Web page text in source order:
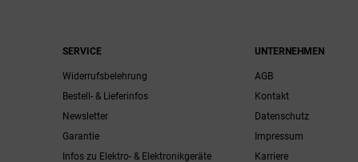
SERVICE
Widerrufsbelehrung
Bestell- & Lieferinfos
Newsletter
Garantie
Infos zu Elektro- & Elektronikgeräte
UNTERNEHMEN
AGB
Kontakt
Datenschutz
Impressum
Karriere